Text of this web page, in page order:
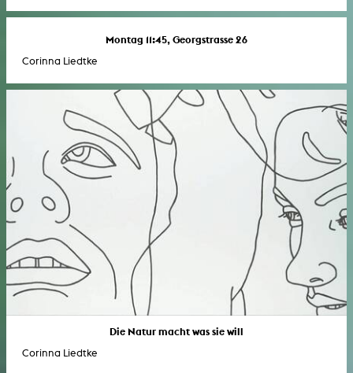
Montag 11:45, Georgstrasse 26
Corinna Liedtke
Die Natur macht was sie will
Corinna Liedtke